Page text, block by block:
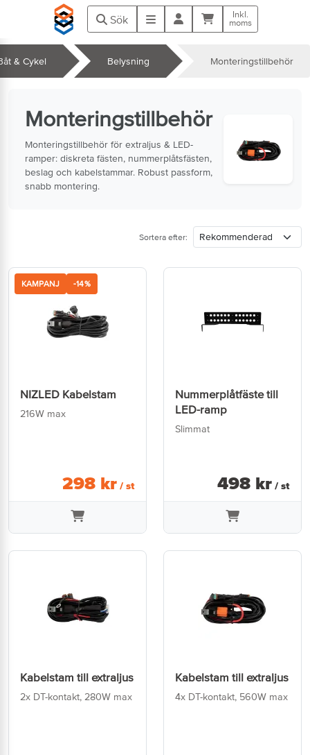
Hoppa till huvudinnehåll
Sök Meny Kundvagn
Inkl.
moms
& Cykel Belysning Monteringstillbehör
Monteringstillbehör
Monteringstillbehör för extraljus & LED-
ramper: diskreta fästen, nummerplåtsfästen,
beslag och kabelstammar. Robust passform,
snabb montering.
Sortera efter:
KAMPANJ -14%
NIZLED Kabelstam
216W max
298 kr / st
Nummerplåtfäste till
LED-ramp
Slimmat
498 kr / st
Kabelstam till extraljus
2x DT-kontakt, 280W max
Kabelstam till extraljus
4x DT-kontakt, 560W max